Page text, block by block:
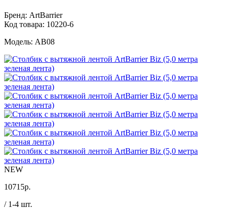
Бренд: ArtBarrier
Код товара: 10220-6
Модель: AB08
NEW
10715р.
/ 1-4 шт.